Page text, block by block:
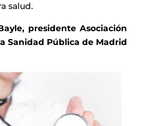
salud.
presidente Asociación
Sanidad Pública de Madrid